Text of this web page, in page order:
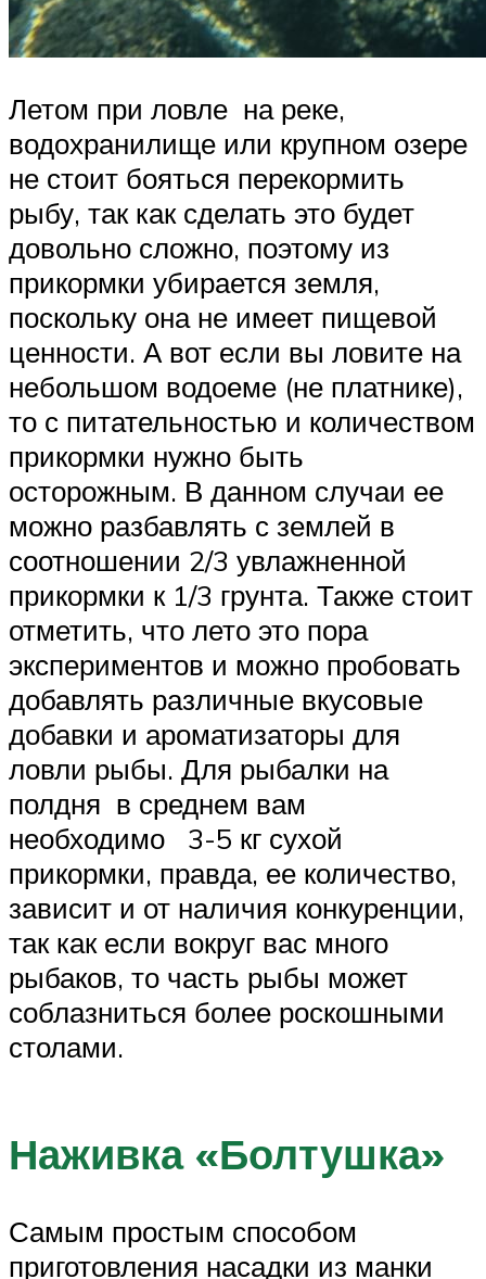
Летом при ловле на реке,
водохранилище или крупном озере
не стоит бояться перекормить
рыбу, так как сделать это будет
довольно сложно, поэтому из
прикормки убирается земля,
поскольку она не имеет пищевой
ценности. А вот если вы ловите на
небольшом водоеме (не платнике),
то с питательностью и количеством
прикормки нужно быть
осторожным. В данном случаи ее
можно разбавлять с землей в
соотношении 2/3 увлажненной
прикормки к 1/3 грунта. Также стоит
отметить, что лето это пора
экспериментов и можно пробовать
добавлять различные вкусовые
добавки и ароматизаторы для
ловли рыбы. Для рыбалки на
полдня в среднем вам
необходимо 3-5 кг сухой
прикормки, правда, ее количество,
зависит и от наличия конкуренции,
так как если вокруг вас много
рыбаков, то часть рыбы может
соблазниться более роскошными
столами.
Наживка «Болтушка»
Самым простым способом
приготовления насадки из манки